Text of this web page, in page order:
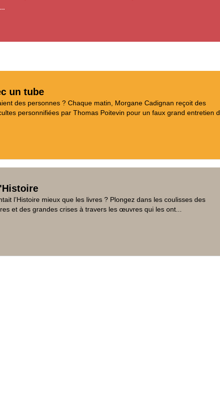
un tube
des personnes ? Chaque matin, Morgane Cadignan reçoit des
personnifiées par Thomas Poitevin pour un faux grand entretien
l’Histoire mieux que les livres ? Plongez dans les coulisses des
et des grandes crises à travers les œuvres qui les ont...